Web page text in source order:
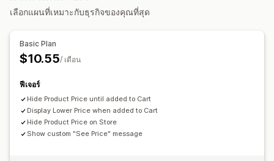
การตรวจสอบ
เลือกแผนที่เหมาะกับธุรกิจของคุณที่สุด
Basic Plan
$10.55/ เดือน
ฟีเจอร์
Hide Product Price until added to Cart
Display Lower Price when added to Cart
Hide Product Price on Store
Show custom "See Price" message